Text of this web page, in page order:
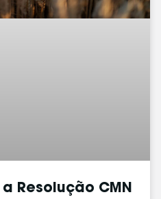
a Resolução CMN